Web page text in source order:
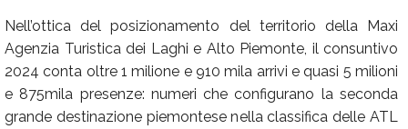
Nell’ottica del posizionamento del territorio della Maxi
Agenzia Turistica dei Laghi e Alto Piemonte, il consuntivo
2024 conta oltre 1 milione e 910 mila arrivi e quasi 5 milioni
e 875mila presenze: numeri che configurano la seconda
grande destinazione piemontese nella classifica delle ATL